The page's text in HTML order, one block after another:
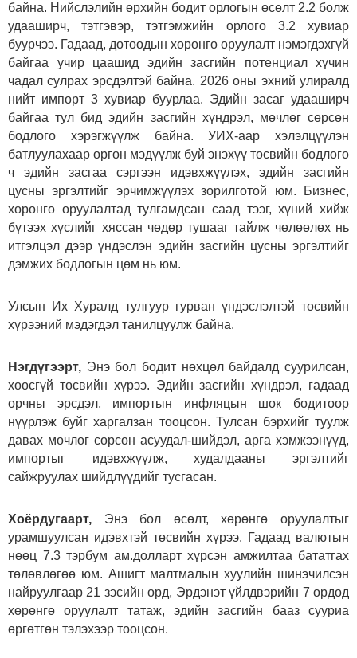
байна. Нийслэлийн өрхийн бодит орлогын өсөлт 2.2 болж
удааширч, тэтгэвэр, тэтгэмжийн орлого 3.2 хувиар
буурчээ. Гадаад, дотоодын хөрөнгө оруулалт нэмэгдэхгүй
байгаа учир цаашид эдийн засгийн потенциал хүчин
чадал сулрах эрсдэлтэй байна. 2026 оны эхний улиралд
нийт импорт 3 хувиар буурлаа. Эдийн засаг удааширч
байгаа тул бид эдийн засгийн хүндрэл, мөчлөг сөрсөн
бодлого хэрэгжүүлж байна. УИХ-аар хэлэлцүүлэн
батлуулахаар өргөн мэдүүлж буй энэхүү төсвийн бодлого
ч эдийн засгаа сэргээн идэвхжүүлэх, эдийн засгийн
цусны эргэлтийг эрчимжүүлэх зорилготой юм. Бизнес,
хөрөнгө оруулалтад тулгамдсан саад тээг, хүний хийж
бүтээх хүслийг хяссан чөдөр тушааг тайлж чөлөөлөх нь
итгэлцэл дээр үндэслэн эдийн засгийн цусны эргэлтийг
дэмжих бодлогын цөм нь юм.
Улсын Их Хуралд тулгуур гурван үндэслэлтэй төсвийн
хүрээний мэдэгдэл танилцуулж байна.
Нэгдүгээрт, Энэ бол бодит нөхцөл байдалд суурилсан,
хөөсгүй төсвийн хүрээ. Эдийн засгийн хүндрэл, гадаад
орчны эрсдэл, импортын инфляцын шок бодитоор
нүүрлэж буйг харгалзан тооцсон. Тулсан бэрхийг туулж
давах мөчлөг сөрсөн асуудал-шийдэл, арга хэмжээнүүд,
импортыг идэвхжүүлж, худалдааны эргэлтийг
сайжруулах шийдлүүдийг тусгасан.
Хоёрдугаарт, Энэ бол өсөлт, хөрөнгө оруулалтыг
урамшуулсан идэвхтэй төсвийн хүрээ. Гадаад валютын
нөөц 7.3 тэрбум ам.долларт хүрсэн амжилтаа бататгах
төлөвлөгөө юм. Ашигт малтмалын хуулийн шинэчилсэн
найруулгаар 21 зэсийн орд, Эрдэнэт үйлдвэрийн 7 ордод
хөрөнгө оруулалт татаж, эдийн засгийн бааз сууриа
өргөтгөн тэлэхээр тооцсон.